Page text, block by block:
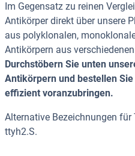
Im Gegensatz zu reinen
Antikörper direkt über unsere
aus polyklonalen,
Antikörpern aus
Durchstöbern Sie unten
Antikörpern und bestellen
effizient voranzubringen.
Alternative Bezeichnungen
ttyh2.S.